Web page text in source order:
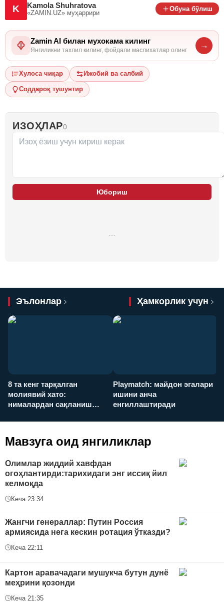
K Kamola Shuhratova
«ZAMIN.UZ» муҳаррири
Обуна бўлиш
Zamin AI билан мухокама килинг
Янгиликни тахлил килинг, фойдали маслихатлар олинг
→
Хулоса чиқар Ижобий ва салбий
Соддароқ тушунтир
ИЗОҲЛАР0
Юбориш
Эълонлар Ҳамкорлик учун
8 та кенг тарқалган
молиявий хато:
нималардан сақланиш
Playmatch: майдон эгалари
ишини анча
енгиллаштиради
Мавзуга оид янгиликлар
Oлимлар жиддий хавфдан
огоҳлантирди:тарихидаги энг иссиқ йил
келмоқда
Кеча 23:34
Жангчи генераллар: Путин Россия
армиясида нега кескин ротация ўтказди?
Кеча 22:11
Картон аравачадаги мушукча бутун дунё
меҳрини қозонди
Кеча 21:35